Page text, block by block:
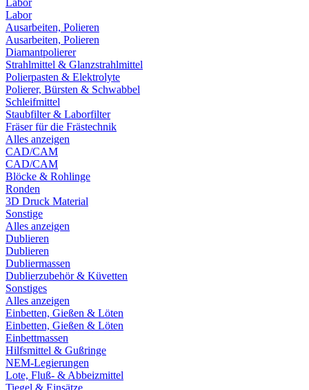
Labor
Labor
Ausarbeiten, Polieren
Ausarbeiten, Polieren
Diamantpolierer
Strahlmittel & Glanzstrahlmittel
Polierpasten & Elektrolyte
Polierer, Bürsten & Schwabbel
Schleifmittel
Staubfilter & Laborfilter
Fräser für die Frästechnik
Alles anzeigen
CAD/CAM
CAD/CAM
Blöcke & Rohlinge
Ronden
3D Druck Material
Sonstige
Alles anzeigen
Dublieren
Dublieren
Dubliermassen
Dublierzubehör & Küvetten
Sonstiges
Alles anzeigen
Einbetten, Gießen & Löten
Einbetten, Gießen & Löten
Einbettmassen
Hilfsmittel & Gußringe
NEM-Legierungen
Lote, Fluß- & Abbeizmittel
Tiegel & Einsätze